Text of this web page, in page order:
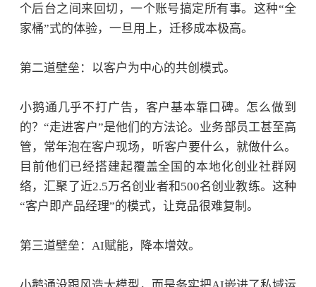
个后台之间来回切，一个账号搞定所有事。这种“全
家桶”式的体验，一旦用上，迁移成本极高。
第二道壁垒：以客户为中心的共创模式。
小鹅通几乎不打广告，客户基本靠口碑。怎么做到
的？“走进客户”是他们的方法论。业务部员工甚至高
管，常年泡在客户现场，听客户要什么，就做什么。
目前他们已经搭建起覆盖全国的本地化创业社群网
络，汇聚了近2.5万名创业者和500名创业教练。这种
“客户即产品经理”的模式，让竞品很难复制。
第三道壁垒： AI赋能，降本增效。